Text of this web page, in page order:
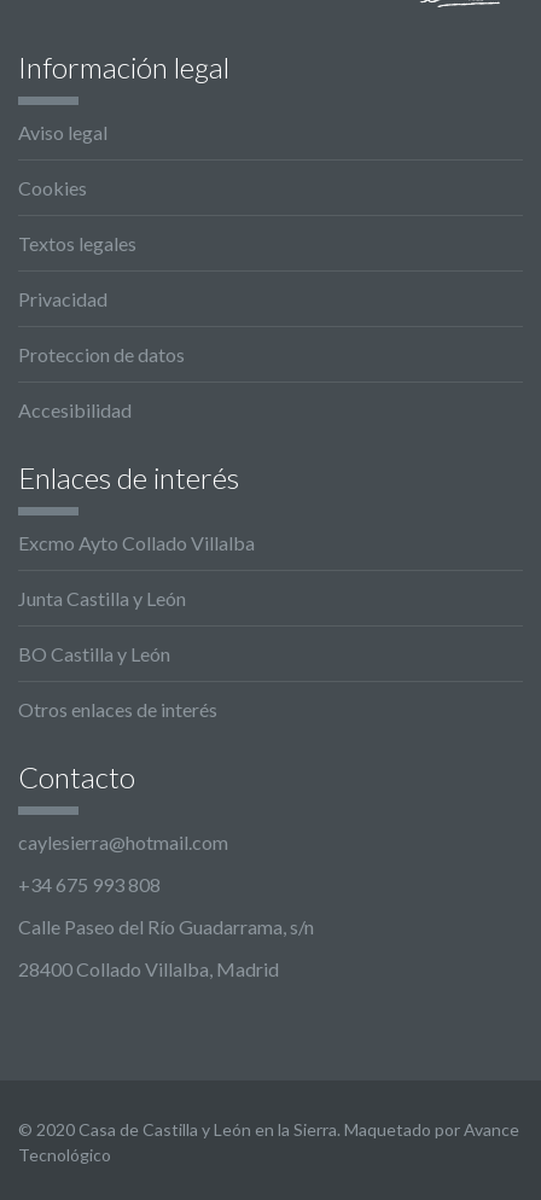
Información legal
Aviso legal
Cookies
Textos legales
Privacidad
Proteccion de datos
Accesibilidad
Enlaces de interés
Excmo Ayto Collado Villalba
Junta Castilla y León
BO Castilla y León
Otros enlaces de interés
Contacto
caylesierra@hotmail.com
+34 675 993 808
Calle Paseo del Río Guadarrama, s/n
28400 Collado Villalba, Madrid
© 2020 Casa de Castilla y León en la Sierra. Maquetado por Avance
Tecnológico